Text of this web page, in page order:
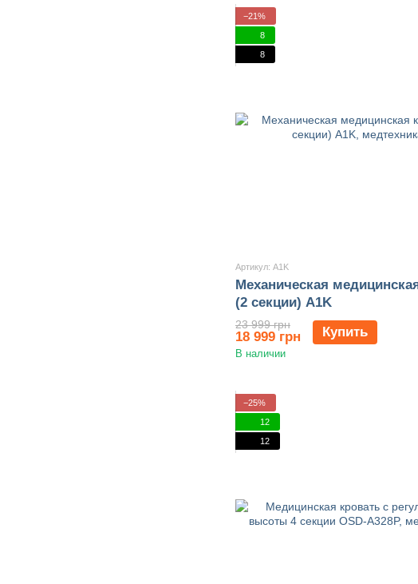
−21%
8
8
Артикул: A1K
Механическая
(2 секции) A1K
23 999 грн
18 999 грн Купить
В наличии
−25%
12
12